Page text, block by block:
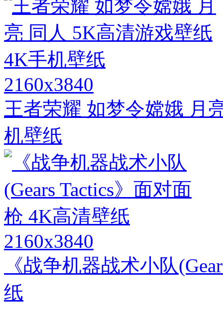
2160x3840
王者荣耀 如梦令嫦娥 月
机壁纸
2160x3840
《战争机器战术小队
纸